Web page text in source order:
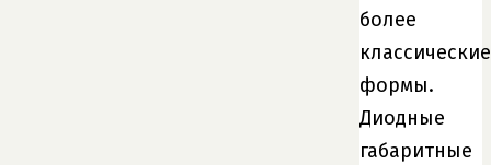
более
классические
формы.
Диодные
габаритные